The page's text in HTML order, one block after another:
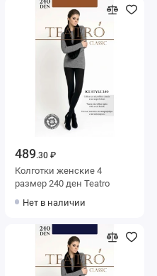
489.30 ₽
Колготки женские 4
размер 240 ден Teatro
Нет в наличии